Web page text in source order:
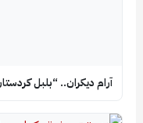
آرام ديكران.. “بلبل